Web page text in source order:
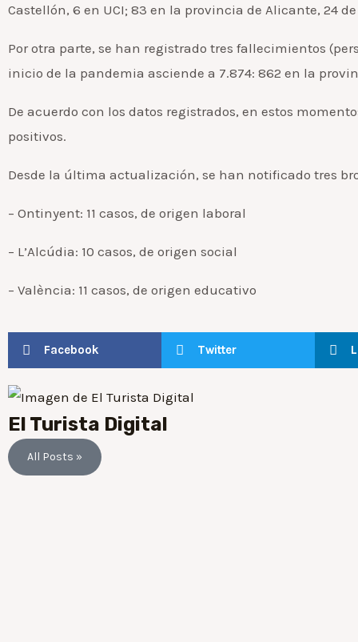
Castellón, 6 en UCI; 83 en la provincia de Alicante, 24
Por otra parte, se han registrado tres fallecimientos
inicio de la pandemia asciende a 7.874: 862 en la
De acuerdo con los datos registrados, en estos
positivos.
Desde la última actualización, se han notificado tres
– Ontinyent: 11 casos, de origen laboral
– L’Alcúdia: 10 casos, de origen social
– València: 11 casos, de origen educativo
Facebook Twitter
El Turista Digital
All Posts »